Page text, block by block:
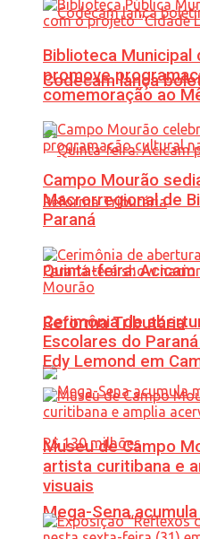
Codecam lança
Quinta-feira:
Reforma Tributária
Mega-Sena
Biblioteca Municipal
promove
comemoração ao
Campo Mourão
Macrorregional de
Paraná
Cerimônia de
Escolares do
Edy Lemond em
Museu de Campo
artista curitibana e
visuais